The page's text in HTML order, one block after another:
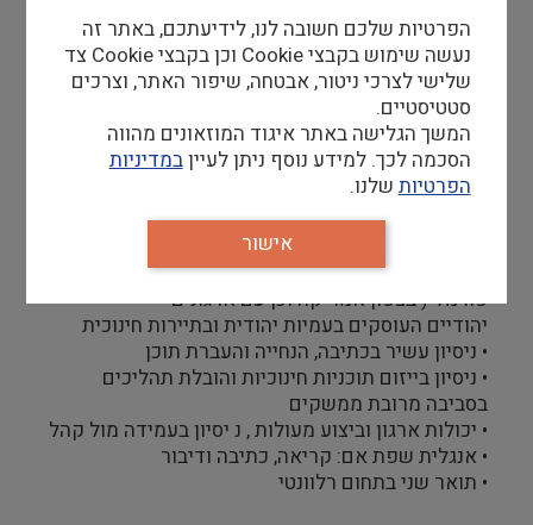
מגוונים: משפחות, בתי כנסת, מנהיגות
צעירה ומשלחות יהודיות מהתפוצות
• ייזום, פיתוח וביצוע של פרויקטים חינוכיים מול
קבוצות , בעיקר מצפון אמריקה
• יצירת קשר וליווי מתמשך עם ארגונים חינוכיים בעולם
היהודי
• היכרות עמוקה עם החינוך היהודי )פורמלי ובלתי
פורמלי( בצפון אמריקה וכן עם ארגונים
יהודיים העוסקים בעמיות יהודית ובתיירות חינוכית
• ניסיון עשיר בכתיבה, הנחייה והעברת תוכן
• ניסיון בייזום תוכניות חינוכיות והובלת תהליכים
בסביבה מרובת ממשקים
• יכולות ארגון וביצוע מעולות , נ יסיון בעמידה מול קהל
• אנגלית שפת אם: קריאה, כתיבה ודיבור
• תואר שני בתחום רלוונטי
הפרטיות שלכם חשובה לנו, לידיעתכם, באתר זה
נעשה שימוש בקבצי Cookie וכן בקבצי Cookie צד
שלישי לצרכי ניטור, אבטחה, שיפור האתר, וצרכים
סטטיסטיים.
המשך הגלישה באתר איגוד המוזאונים מהווה
הסכמה לכך. למידע נוסף ניתן לעייןבמדיניות
הפרטיות שלנו.
אישור